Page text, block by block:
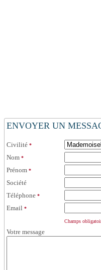
ENVOYER UN
Civilité *
Nom *
Prénom *
Société
Téléphone *
Email *
Champs
Votre message